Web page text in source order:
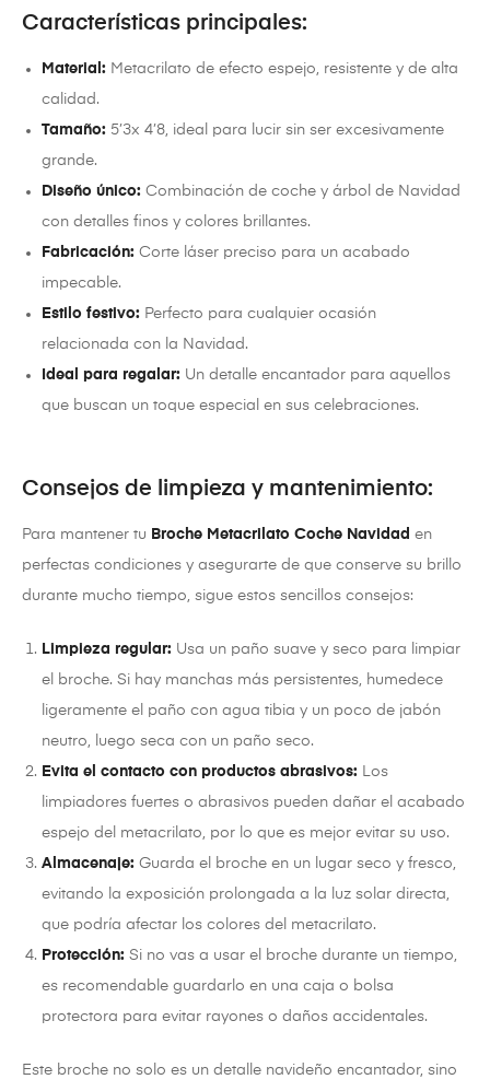
Características principales:
Material: Metacrilato de efecto espejo, resistente y de alta
calidad.
Tamaño: 5’3x 4’8, ideal para lucir sin ser excesivamente
grande.
Diseño único: Combinación de coche y árbol de Navidad
con detalles finos y colores brillantes.
Fabricación: Corte láser preciso para un acabado
impecable.
Estilo festivo: Perfecto para cualquier ocasión
relacionada con la Navidad.
Ideal para regalar: Un detalle encantador para aquellos
que buscan un toque especial en sus celebraciones.
Consejos de limpieza y mantenimiento:
Para mantener tu Broche Metacrilato Coche Navidad en
perfectas condiciones y asegurarte de que conserve su brillo
durante mucho tiempo, sigue estos sencillos consejos:
Limpieza regular: Usa un paño suave y seco para limpiar
el broche. Si hay manchas más persistentes, humedece
ligeramente el paño con agua tibia y un poco de jabón
neutro, luego seca con un paño seco.
Evita el contacto con productos abrasivos: Los
limpiadores fuertes o abrasivos pueden dañar el acabado
espejo del metacrilato, por lo que es mejor evitar su uso.
Almacenaje: Guarda el broche en un lugar seco y fresco,
evitando la exposición prolongada a la luz solar directa,
que podría afectar los colores del metacrilato.
Protección: Si no vas a usar el broche durante un tiempo,
es recomendable guardarlo en una caja o bolsa
protectora para evitar rayones o daños accidentales.
Este broche no solo es un detalle navideño encantador, sino